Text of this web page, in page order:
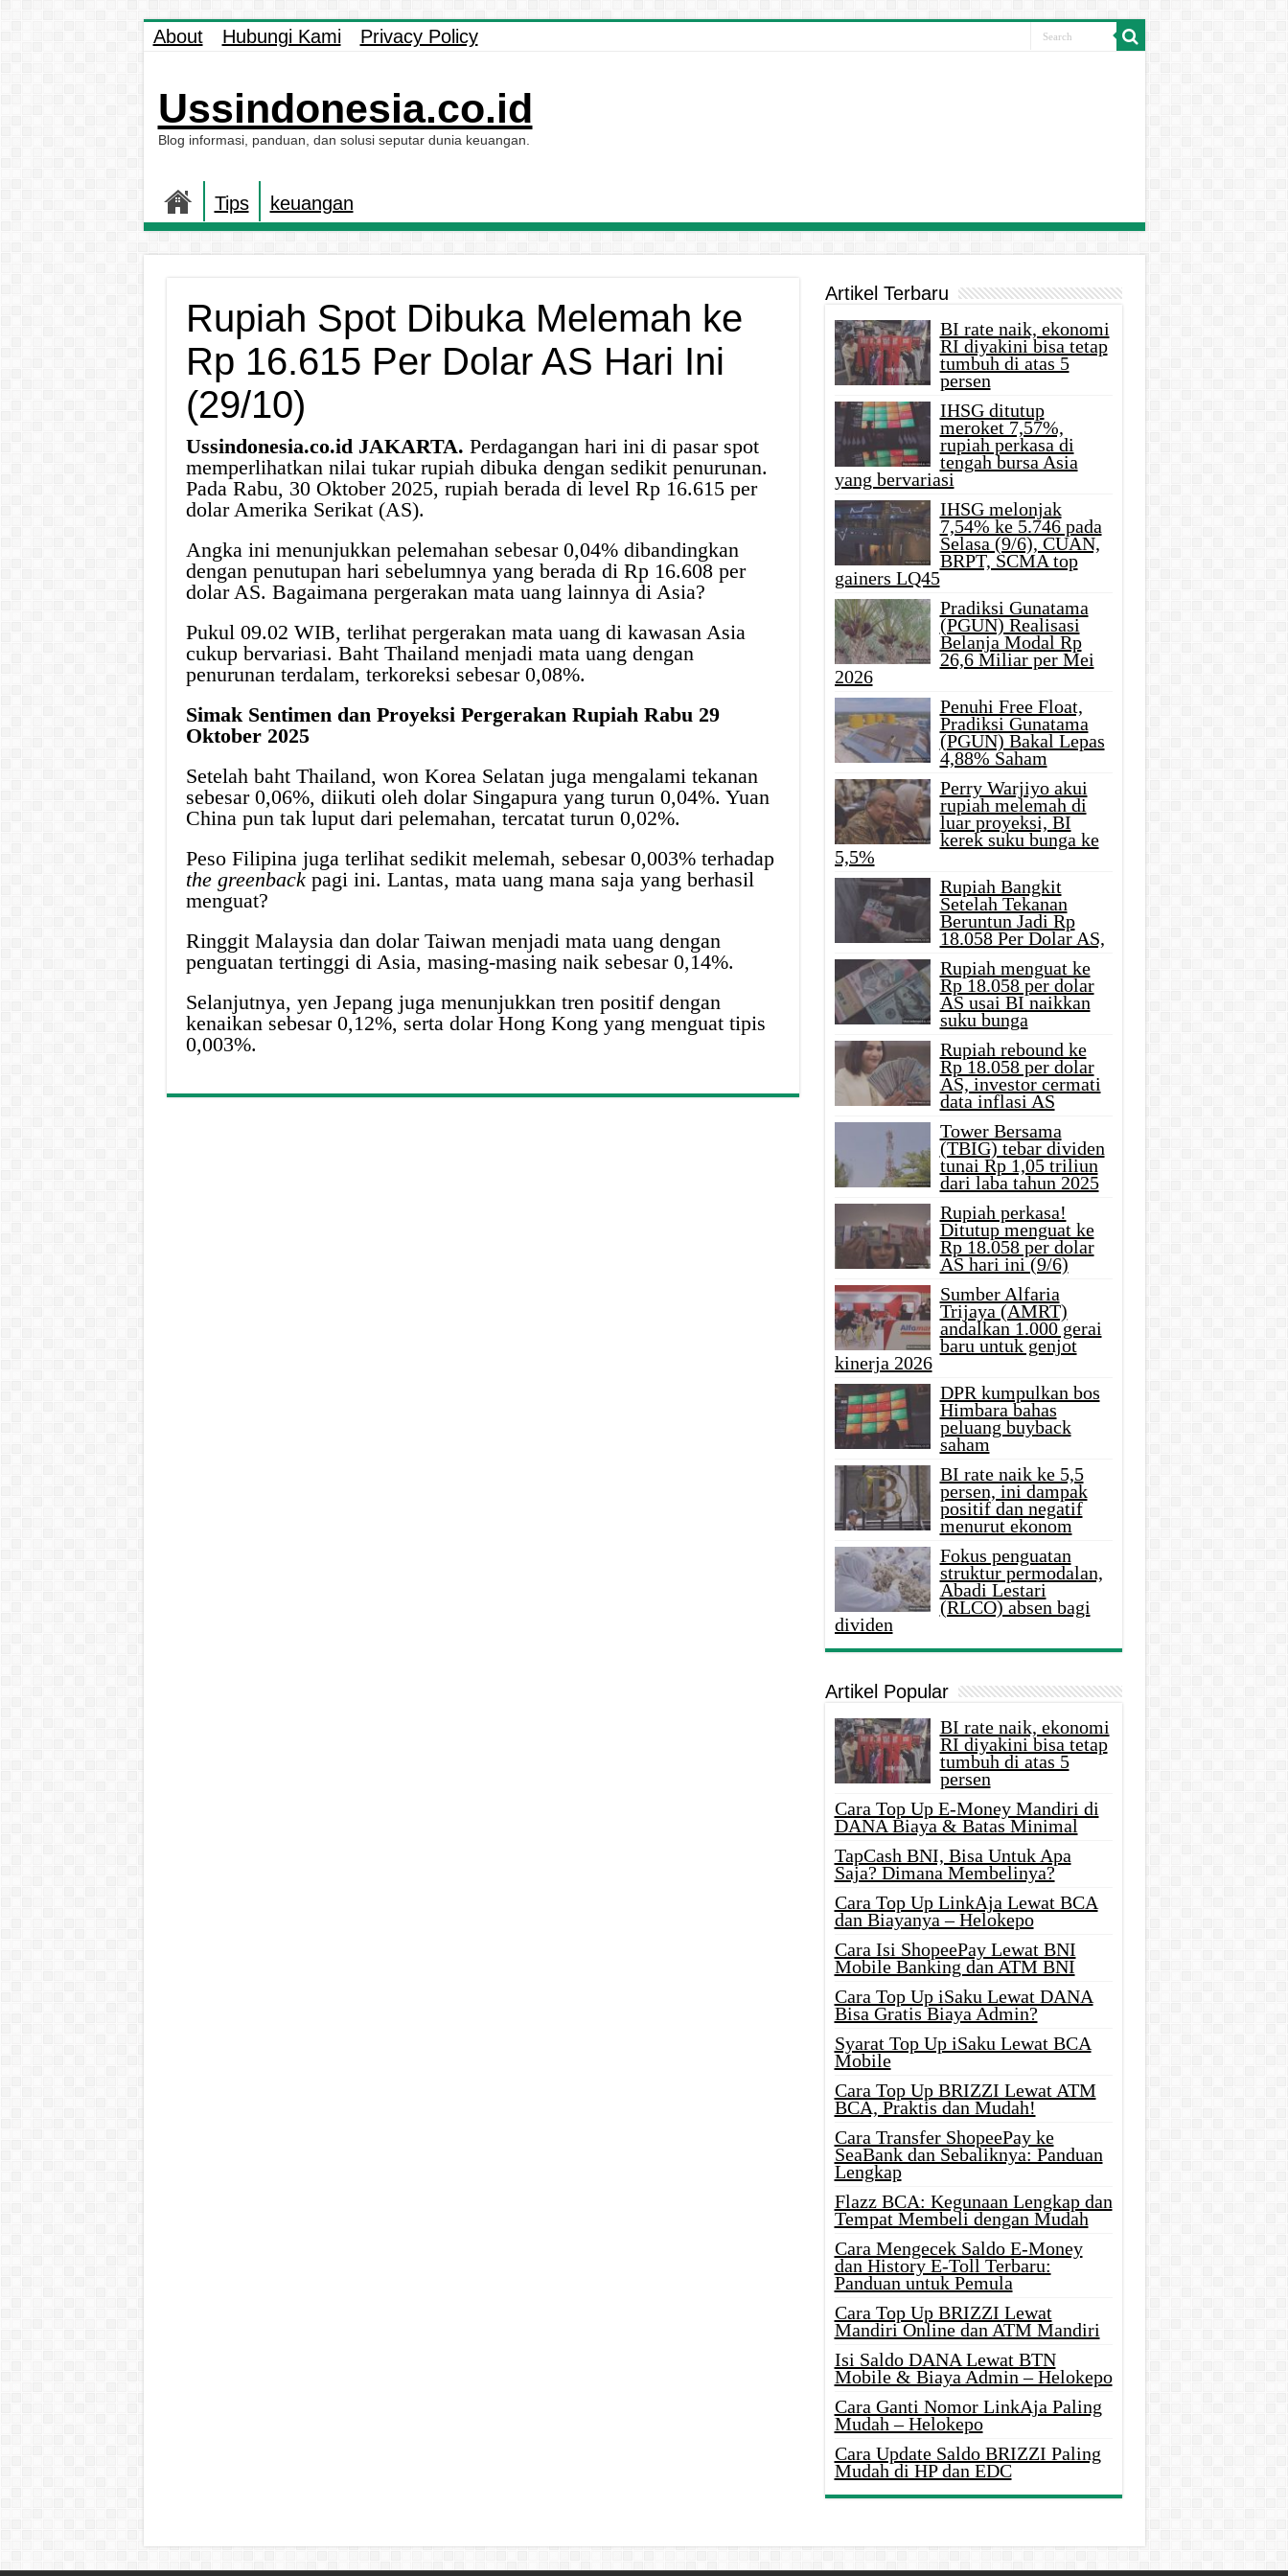
About Hubungi Kami Privacy Policy
Ussindonesia.co.id
Blog informasi, panduan, dan solusi seputar dunia keuangan.
Tips keuangan
Rupiah Spot Dibuka Melemah ke
Rp 16.615 Per Dolar AS Hari Ini
(29/10)
Ussindonesia.co.id JAKARTA. Perdagangan hari ini di pasar spot
memperlihatkan nilai tukar rupiah dibuka dengan sedikit penurunan.
Pada Rabu, 30 Oktober 2025, rupiah berada di level Rp 16.615 per
dolar Amerika Serikat (AS).
Angka ini menunjukkan pelemahan sebesar 0,04% dibandingkan
dengan penutupan hari sebelumnya yang berada di Rp 16.608 per
dolar AS. Bagaimana pergerakan mata uang lainnya di Asia?
Pukul 09.02 WIB, terlihat pergerakan mata uang di kawasan Asia
cukup bervariasi. Baht Thailand menjadi mata uang dengan
penurunan terdalam, terkoreksi sebesar 0,08%.
Simak Sentimen dan Proyeksi Pergerakan Rupiah Rabu 29
Oktober 2025
Setelah baht Thailand, won Korea Selatan juga mengalami tekanan
sebesar 0,06%, diikuti oleh dolar Singapura yang turun 0,04%. Yuan
China pun tak luput dari pelemahan, tercatat turun 0,02%.
Peso Filipina juga terlihat sedikit melemah, sebesar 0,003% terhadap
the greenbackpagi ini. Lantas, mata uang mana saja yang berhasil
menguat?
Ringgit Malaysia dan dolar Taiwan menjadi mata uang dengan
penguatan tertinggi di Asia, masing-masing naik sebesar 0,14%.
Selanjutnya, yen Jepang juga menunjukkan tren positif dengan
kenaikan sebesar 0,12%, serta dolar Hong Kong yang menguat tipis
0,003%.
Artikel Terbaru
BI rate naik, ekonomi
RI diyakini bisa tetap
tumbuh di atas 5
persen
IHSG ditutup
meroket 7,57%,
rupiah perkasa di
tengah bursa Asia
yang bervariasi
IHSG melonjak
7,54% ke 5.746 pada
Selasa (9/6), CUAN,
BRPT, SCMA top
gainers LQ45
Pradiksi Gunatama
(PGUN) Realisasi
Belanja Modal Rp
26,6 Miliar per Mei
2026
Penuhi Free Float,
Pradiksi Gunatama
(PGUN) Bakal Lepas
4,88% Saham
Perry Warjiyo akui
rupiah melemah di
luar proyeksi, BI
kerek suku bunga ke
5,5%
Rupiah Bangkit
Setelah Tekanan
Beruntun Jadi Rp
18.058 Per Dolar AS,
Rupiah menguat ke
Rp 18.058 per dolar
AS usai BI naikkan
suku bunga
Rupiah rebound ke
Rp 18.058 per dolar
AS, investor cermati
data inflasi AS
Tower Bersama
(TBIG) tebar dividen
tunai Rp 1,05 triliun
dari laba tahun 2025
Rupiah perkasa!
Ditutup menguat ke
Rp 18.058 per dolar
AS hari ini (9/6)
Sumber Alfaria
Trijaya (AMRT)
andalkan 1.000 gerai
baru untuk genjot
kinerja 2026
DPR kumpulkan bos
Himbara bahas
peluang buyback
saham
BI rate naik ke 5,5
persen, ini dampak
positif dan negatif
menurut ekonom
Fokus penguatan
struktur permodalan,
Abadi Lestari
(RLCO) absen bagi
dividen
Artikel Popular
BI rate naik, ekonomi
RI diyakini bisa tetap
tumbuh di atas 5
persen
Cara Top Up E-Money Mandiri di
DANA Biaya & Batas Minimal
TapCash BNI, Bisa Untuk Apa
Saja? Dimana Membelinya?
Cara Top Up LinkAja Lewat BCA
dan Biayanya – Helokepo
Cara Isi ShopeePay Lewat BNI
Mobile Banking dan ATM BNI
Cara Top Up iSaku Lewat DANA
Bisa Gratis Biaya Admin?
Syarat Top Up iSaku Lewat BCA
Mobile
Cara Top Up BRIZZI Lewat ATM
BCA, Praktis dan Mudah!
Cara Transfer ShopeePay ke
SeaBank dan Sebaliknya: Panduan
Lengkap
Flazz BCA: Kegunaan Lengkap dan
Tempat Membeli dengan Mudah
Cara Mengecek Saldo E-Money
dan History E-Toll Terbaru:
Panduan untuk Pemula
Cara Top Up BRIZZI Lewat
Mandiri Online dan ATM Mandiri
Isi Saldo DANA Lewat BTN
Mobile & Biaya Admin – Helokepo
Cara Ganti Nomor LinkAja Paling
Mudah – Helokepo
Cara Update Saldo BRIZZI Paling
Mudah di HP dan EDC